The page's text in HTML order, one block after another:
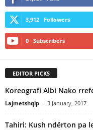
3,912 Followers
0 Subscribers
EDITOR PICKS
Koreografi Albi Nako
Lajmetshqip - 3 January, 2017
Tahiri: Kush ndërton pa